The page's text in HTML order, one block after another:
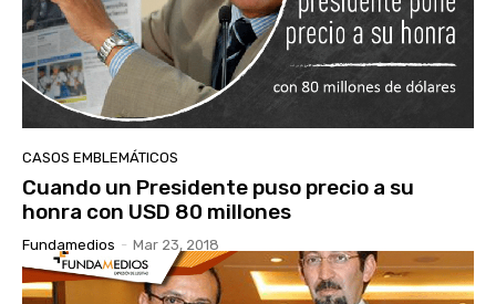
CASOS EMBLEMÁTICOS
Cuando un Presidente puso precio a su
honra con USD 80 millones
Fundamedios - Mar 23, 2018